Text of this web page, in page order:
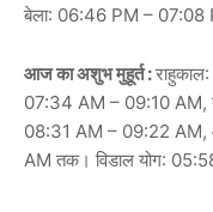
बेला: 06:46 PM – 07:08
आज का अशुभ मुहूर्त :
07:34 AM – 09:10 AM,
08:31 AM – 09:22
AM तक। विडाल योग: